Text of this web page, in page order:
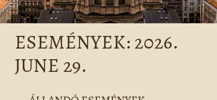
ESEMÉNYEK: 2026.
JUNE 29.